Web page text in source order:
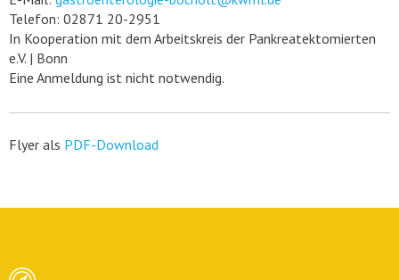
Telefon: 02871 20-2951
In Kooperation mit dem Arbeitskreis der Pankreatektomierten
e.V. | Bonn
Eine Anmeldung ist nicht notwendig.
Flyer als PDF-Download